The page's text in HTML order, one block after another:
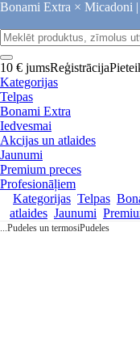
Bonami Extra × Micadoni |
10 € jumsReģistrācija
Kategorijas
Telpas
Bonami Extra
Iedvesmai
Akcijas un atlaides
Jaunumi
Premium preces
Profesionāļiem
Kategorijas Telpas
atlaides Jaunumi
...Pudeles un termosiPudeles